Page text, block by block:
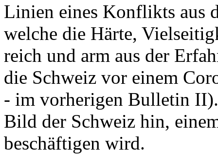
Linien eines Konflikts aus
welche die Härte,
reich und arm aus der
die Schweiz vor einem
- im vorherigen Bulletin
Bild der Schweiz hin,
beschäftigen wird.